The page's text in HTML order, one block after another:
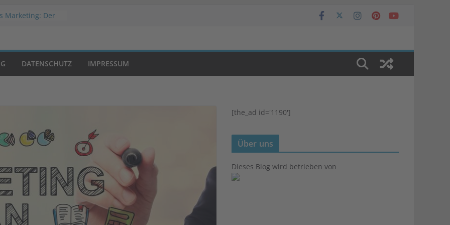
Marketing: Der
DATENSCHUTZ IMPRESSUM
[the_ad id='1190']
Über uns
Dieses Blog wird betrieben von